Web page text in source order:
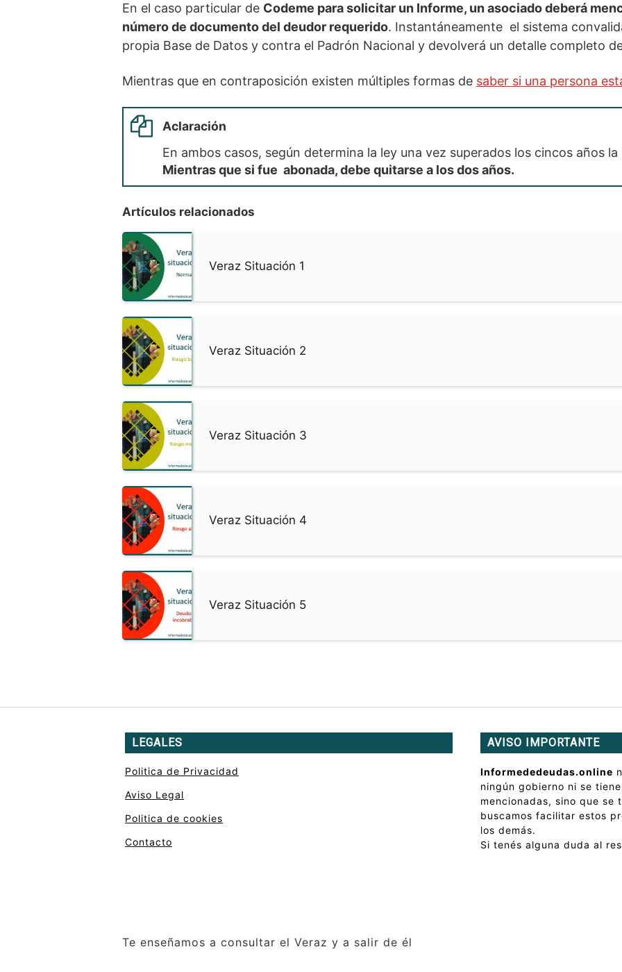
En el caso particular de Codeme para solicitar un Informe, un asociado deberá
número de documento del deudor requerido. Instantáneamente el sistema
propia Base de Datos y contra el Padrón Nacional y devolverá un detalle completo
Mientras que en contraposición existen múltiples formas de saber si una persona
Aclaración
En ambos casos, según determina la ley una vez superados los cincos años
Mientras que si fue abonada, debe quitarse a los dos años.
Artículos relacionados
Veraz Situación 1
Veraz Situación 2
Veraz Situación 3
Veraz Situación 4
Veraz Situación 5
LEGALES
Politica de Privacidad
Aviso Legal
Politica de cookies
Contacto
AVISO IMPORTANTE
Informededeudas.online
ningún gobierno ni se
mencionadas, sino que se
buscamos facilitar estos
los demás.
Si tenés alguna duda al
Te enseñamos a consultar el Veraz y a salir de él